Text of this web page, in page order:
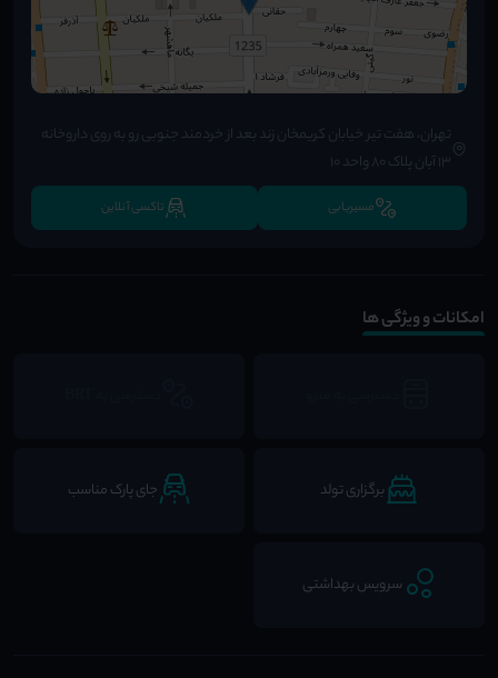
تهران، هفت تیر خیابان کریمخان زند بعد از خردمند جنوبی رو به روی داروخانه
۱۳ آبان پلاک ۸۰ واحد ۱۰
مسیریابی تاکسی آنلاین
امکانات و ویژگی ها
برگزاری تولد جای پارک مناسب
سرویس بهداشتی